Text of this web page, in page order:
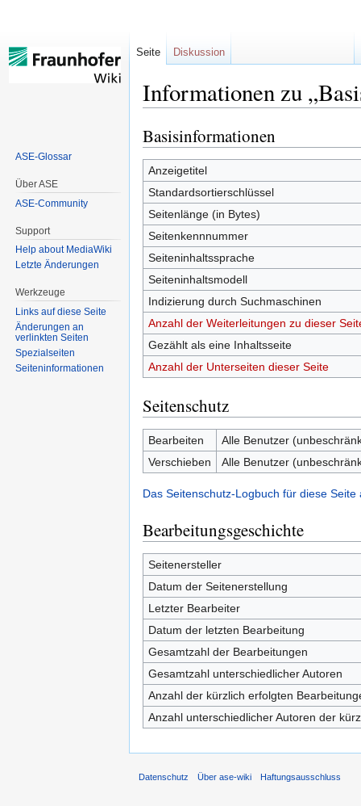
Informationen zu
Zur
Navigation
springen
Zur
Suche
springen
Basisinformationen
Anzeigetitel
Standardsortierschlüssel
Seitenlänge (in Bytes)
Seitenkennnummer
Seiteninhaltssprache
Seiteninhaltsmodell
Indizierung durch Suchmaschinen
Anzahl der Weiterleitungen zu dieser
Gezählt als eine Inhaltsseite
Anzahl der Unterseiten dieser Seite
Seitenschutz
Bearbeiten
Alle Benutzer
Verschieben
Alle Benutzer
Das Seitenschutz-Logbuch für diese Seite
Bearbeitungsgeschichte
Seitenersteller
Datum der Seitenerstellung
Letzter Bearbeiter
Datum der letzten Bearbeitung
Gesamtzahl der Bearbeitungen
Gesamtzahl unterschiedlicher Autoren
Anzahl der kürzlich erfolgten
Anzahl unterschiedlicher Autoren der
Seite Diskussion
ASE-Glossar
Über ASE
ASE-Community
Support
Help about MediaWiki
Letzte Änderungen
Werkzeuge
Links auf diese Seite
Änderungen an
verlinkten Seiten
Spezialseiten
Seiten­informationen
Datenschutz Über ase-wiki Haftungsausschluss